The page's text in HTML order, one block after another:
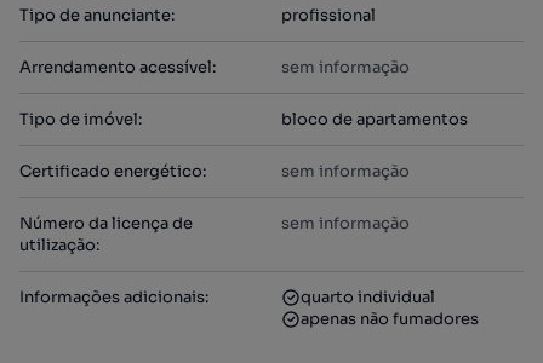
Tipo de anunciante: profissional
Arrendamento acessível: sem informação
Tipo de imóvel: bloco de apartamentos
Certificado energético: sem informação
Número da licença de
utilização:
sem informação
Informações adicionais:
quarto individual
apenas não fumadores